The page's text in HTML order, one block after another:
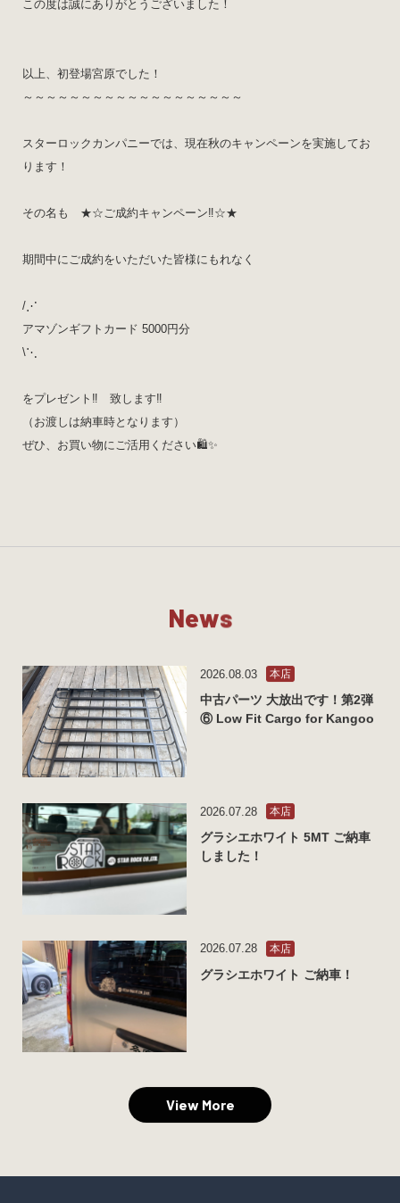
この度は誠にありがとうございました！
以上、初登場宮原でした！
～～～～～～～～～～～～～～～～～～～
スターロックカンパニーでは、現在秋のキャンペーンを実施してお
ります！
その名も ★☆ご成約キャンペーン‼️☆★
期間中にご成約をいただいた皆様にもれなく
/⋰
アマゾンギフトカード 5000円分
\⋱
をプレゼント‼️ 致します‼️
（お渡しは納車時となります）
ぜひ、お買い物にご活用ください🛍✨️
News
2026.08.03 本店
中古パーツ 大放出です！第2弾
⑥ Low Fit Cargo for Kangoo
2026.07.28 本店
グラシエホワイト 5MT ご納車
しました！
2026.07.28 本店
グラシエホワイト ご納車！
View More